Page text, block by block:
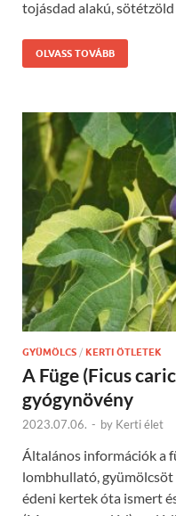
tojásdad alakú,
OLVASS TOVÁBB
GYÜMÖLCS / KERTI ÖTLETEK
A Füge (Ficus
gyógynövény
2023.07.06. - by Kerti élet
Általános információk a
lombhullató, gyümölcsöt
édeni kertek óta ismert